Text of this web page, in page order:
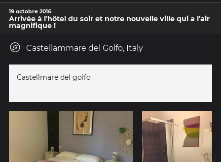
19 octobre 2016
Arrivée à l'hôtel du soir et notre nouvelle ville qui a l'air
magnifique !
Castellammare del Golfo, Italy
Castellmare del golfo